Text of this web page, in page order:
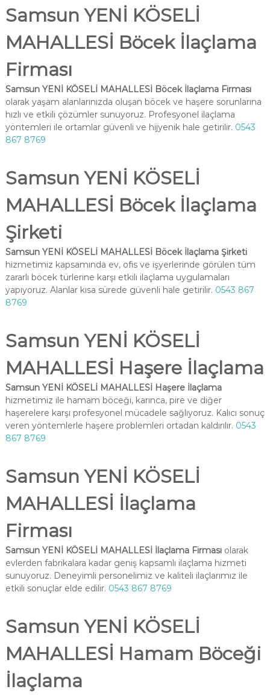
Samsun YENİ KÖSELİ
MAHALLESİ Böcek İlaçlama
Firması
Samsun YENİ KÖSELİ MAHALLESİ Böcek İlaçlama Firması
olarak yaşam alanlarınızda oluşan böcek ve haşere sorunlarına
hızlı ve etkili çözümler sunuyoruz. Profesyonel ilaçlama
yöntemleri ile ortamlar güvenli ve hijyenik hale getirilir. 0543
867 8769
Samsun YENİ KÖSELİ
MAHALLESİ Böcek İlaçlama
Şirketi
Samsun YENİ KÖSELİ MAHALLESİ Böcek İlaçlama Şirketi
hizmetimiz kapsamında ev, ofis ve işyerlerinde görülen tüm
zararlı böcek türlerine karşı etkili ilaçlama uygulamaları
yapıyoruz. Alanlar kısa sürede güvenli hale getirilir. 0543 867
8769
Samsun YENİ KÖSELİ
MAHALLESİ Haşere İlaçlama
Samsun YENİ KÖSELİ MAHALLESİ Haşere İlaçlama
hizmetimiz ile hamam böceği, karınca, pire ve diğer
haşerelere karşı profesyonel mücadele sağlıyoruz. Kalıcı sonuç
veren yöntemlerle haşere problemleri ortadan kaldırılır. 0543
867 8769
Samsun YENİ KÖSELİ
MAHALLESİ İlaçlama
Firması
Samsun YENİ KÖSELİ MAHALLESİ İlaçlama Firmasıolarak
evlerden fabrikalara kadar geniş kapsamlı ilaçlama hizmeti
sunuyoruz. Deneyimli personelimiz ve kaliteli ilaçlarımız ile
etkili sonuçlar elde edilir. 0543 867 8769
Samsun YENİ KÖSELİ
MAHALLESİ Hamam Böceği
İlaçlama